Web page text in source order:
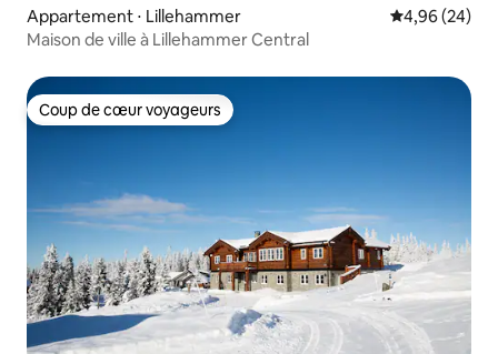
Appartement ⋅ Lillehammer Évaluation
4,96 (24)
Maison de ville à Lillehammer Central
Coup de cœur voyageurs
Coup de cœur voyageurs